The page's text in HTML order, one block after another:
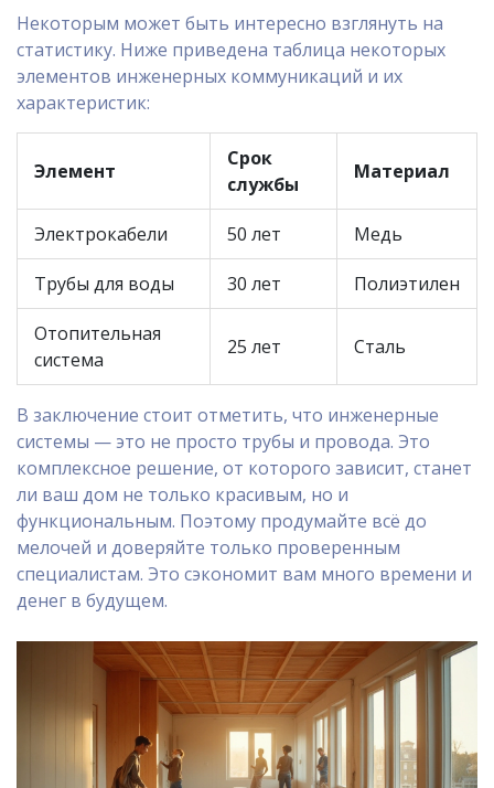
Некоторым может быть интересно взглянуть на
статистику. Ниже приведена таблица некоторых
элементов инженерных коммуникаций и их
характеристик:
Элемент
Срок
службы
Материал
Электрокабели 50 лет Медь
Трубы для воды 30 лет Полиэтилен
Отопительная
система
25 лет Сталь
В заключение стоит отметить, что инженерные
системы — это не просто трубы и провода. Это
комплексное решение, от которого зависит, станет
ли ваш дом не только красивым, но и
функциональным. Поэтому продумайте всё до
мелочей и доверяйте только проверенным
специалистам. Это сэкономит вам много времени и
денег в будущем.